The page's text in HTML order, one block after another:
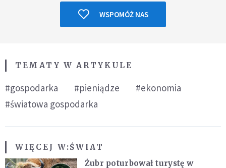
WSPOMÓŻ NAS
TEMATY W ARTYKULE
#gospodarka #pieniądze
#ekonomia
#światowa gospodarka
WIĘCEJ W:ŚWIAT
Żubr poturbował turystę w